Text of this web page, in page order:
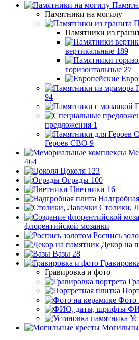
Памятники на могилу
Памятники из
вертикальные 189
горизонтальные 27
94
предложения 1
Героев СВО 9
464
Цоколя 123
Ограды 100
Цветники 16
Столики,
флорентийской мозаики
Роспись
Декор на
Вазы 28
Гравировка и фото
Фото